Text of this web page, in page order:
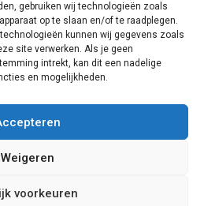
gebruiken wij technologieën zoals
op te slaan en/of te raadplegen.
kunnen wij gegevens zoals
site verwerken. Als je geen
intrekt, kan dit een nadelige
en mogelijkheden.
Weigeren
voorkeuren